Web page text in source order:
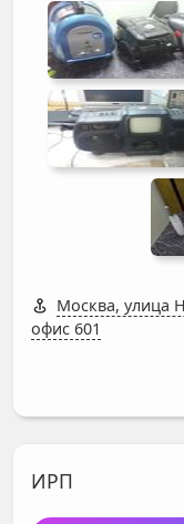
Москва, улица
офис 601
ИРП